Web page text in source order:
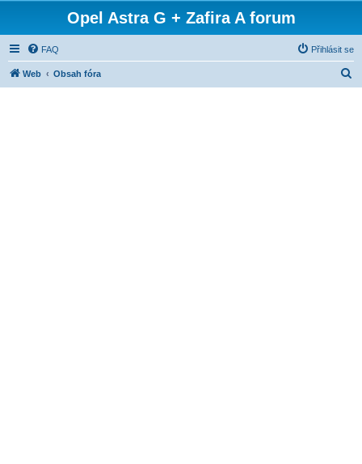
Opel Astra G + Zafira A forum
FAQ Přihlásit se
Web Obsah fóra